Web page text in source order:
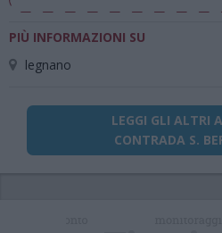
PIÙ INFORMAZIONI SU
legnano
LEGGI GLI ALTRI
CONTRADA S.